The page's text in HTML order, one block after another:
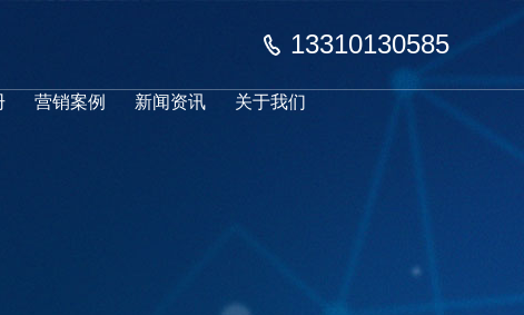
13310130585
营销案例 新闻资讯 关于我们